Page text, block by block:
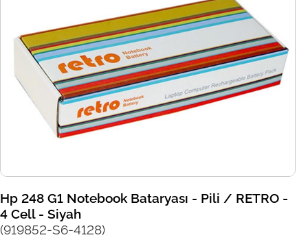
Hp 248 G1 Notebook Bataryası - Pili / RETRO -
4 Cell - Siyah
(919852-S6-4128)